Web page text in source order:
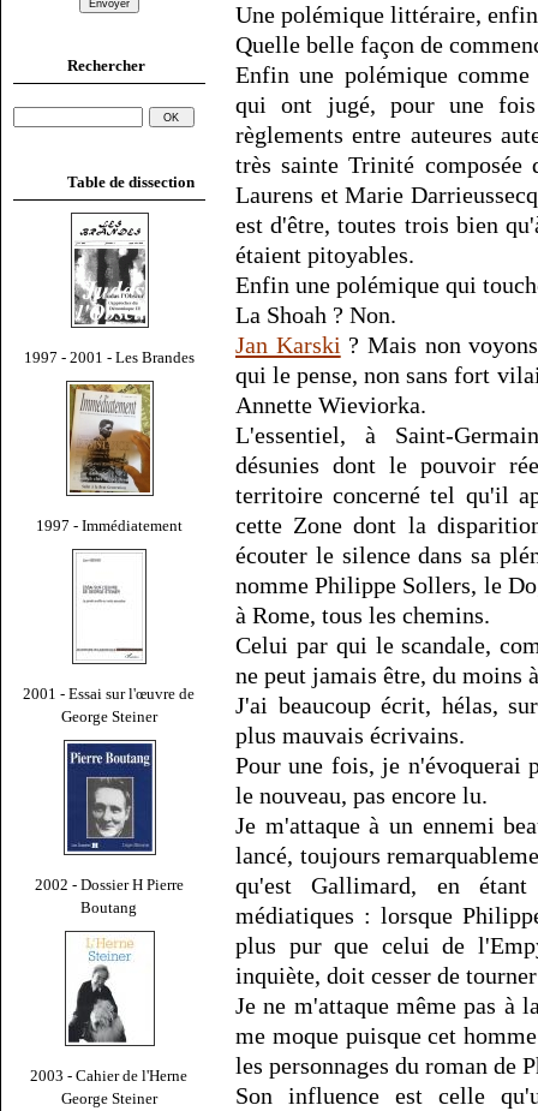
Rechercher
Table de dissection
1997 - 2001 - Les Brandes
1997 - Immédiatement
2001 - Essai sur l'œuvre de
George Steiner
2002 - Dossier H Pierre
Boutang
2003 - Cahier de l'Herne
George Steiner
Une polémique littéraire,
Quelle belle façon de
Enfin une polémique
qui ont jugé, pour une
règlements entre auteures
très sainte Trinité composée
Laurens et Marie
est d'être, toutes trois bien
étaient pitoyables.
Enfin une polémique qui
La Shoah ? Non.
Jan Karski ? Mais non
qui le pense, non sans fort
Annette Wieviorka.
L'essentiel, à Saint-
désunies dont le pouvoir
territoire concerné tel qu'il
cette Zone dont la
écouter le silence dans sa
nomme Philippe Sollers, le
à Rome, tous les chemins.
Celui par qui le scandale,
ne peut jamais être, du moins
J'ai beaucoup écrit, hélas,
plus mauvais écrivains.
Pour une fois, je n'évoquerai
le nouveau, pas encore lu.
Je m'attaque à un ennemi
lancé, toujours
qu'est Gallimard, en
médiatiques : lorsque
plus pur que celui de
inquiète, doit cesser de
Je ne m'attaque même pas à
me moque puisque cet
les personnages du roman
Son influence est celle